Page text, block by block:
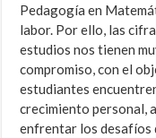
Pedagogía en
labor. Por ello, las
estudios nos tienen
compromiso, con el
estudiantes
crecimiento personal,
enfrentar los desafíos